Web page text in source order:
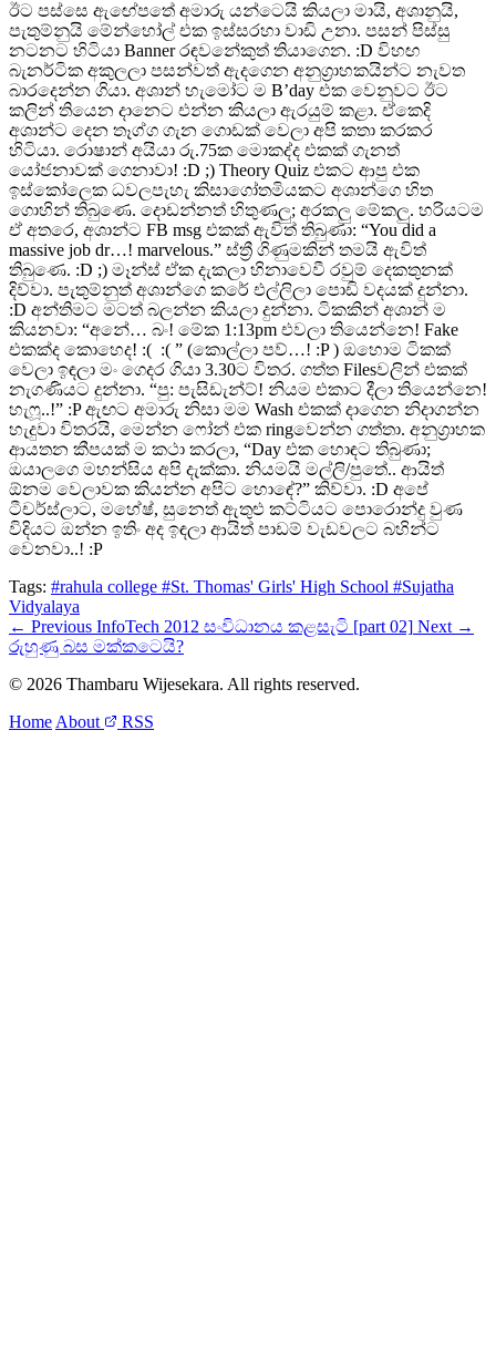
ඊට පස්සෙ ඇඟේපතේ අමාරු යන්ටෙයි කියලා මායි, අශානුයි,
පැතුම්නුයි මේන්හෝල් එක ඉස්සරහා වාඩි උනා. පසන් පිස්සු
නටනට හිටියා Banner රඳවනේකුත් තියාගෙන. :D විහඟ
බැනර්ටික අකුලලා පසන්වත් ඇදගෙන අනුග්‍රාහකයින්ට නැවත
බාරදෙන්න ගියා. අශාන් හැමෝට ම B’day එක වෙනුවට ඊට
කලින් තියෙන දානෙට එන්න කියලා ඇරයුම් කළා. ඒකෙදි
අශාන්ට දෙන තෑග්ග ගැන ගොඩක් වෙලා අපි කතා කරකර
හිටියා. රොෂාන් අයියා රු.75ක මොකද්ද එකක් ගැනත්
යෝජනාවක් ගෙනාවා! :D ;) Theory Quiz එකට ආපු එක
ඉස්කෝලෙක ධවලපැහැ කිසාගෝතමියකට අශාන්ගෙ හිත
ගොහින් තිබුණෙ. දොඩන්නත් හිතුණලු; අරකලු මේකලු. හරියටම
ඒ අතරෙ, අශාන්ට FB msg එකක් ඇවිත් තිබුණා: “You did a
massive job dr…! marvelous.” ස්ත්‍රී ගිණුමකින් තමයි ඇවිත්
තිබුණෙ. :D ;) මෑන්ස් ඒක දැකලා හිනාවෙවී රවුම් දෙකතුනක්
දිව්වා. පැතුම්නුත් අශාන්ගෙ කරේ එල්ලිලා පොඩි වදයක් දුන්නා.
:D අන්තිමට මටත් බලන්න කියලා දුන්නා. ටිකකින් අශාන් ම
කියනවා: “අනේ… බං! මේක 1:13pm එවලා තියෙන්නෙ! Fake
එකක්ද කොහෙද! :( :( ” (කොල්ලා පව්…! :P ) ඔහොම ටිකක්
වෙලා ඉඳලා මං ගෙදර ගියා 3.30ට විතර. ගත්ත Filesවලින් එකක්
නැගණියට දුන්නා. “පු: පැසිඩැන්ට්! නියම එකාට දීලා තියෙන්නෙ!
හැෆූ..!” :P ඇඟට අමාරු නිසා මම Wash එකක් දාගෙන නිදාගන්න
හැදුවා විතරයි, මෙන්න ෆෝන් එක ringවෙන්න ගත්තා. අනුග්‍රාහක
ආයතන කීපයක් ම කථා කරලා, “Day එක හොඳට තිබුණා;
ඔයාලගෙ මහන්සිය අපි දැක්කා. නියමයි මල්ලි/පුතේ.. ආයිත්
ඕනම වෙලාවක කියන්න අපිට හොඳේ?” කිව්වා. :D අපේ
ටීචර්ස්ලාට, මහේෂ්, සුනෙත් ඇතුළු කට්ටියට පොරොන්දු වුණ
විදියට ඔන්න ඉතිං අද ඉඳලා ආයිත් පාඩම් වැඩවලට බහින්ට
වෙනවා..! :P
Tags: #rahula college #St. Thomas' Girls' High School #Sujatha
Vidyalaya
← Previous InfoTech 2012 සංවිධානය කළසැටි [part 02] Next →
රුහුණු බස මක්කටෙයි?
© 2026 Thambaru Wijesekara. All rights reserved.
Home About RSS